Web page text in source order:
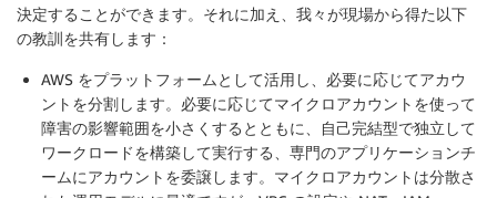
決定することができます。それに加え、我々が現場から得た以下
の教訓を共有します：
AWS をプラットフォームとして活用し、必要に応じてアカウ
ントを分割します。必要に応じてマイクロアカウントを使って
障害の影響範囲を小さくするとともに、自己完結型で独立して
ワークロードを構築して実行する、専門のアプリケーションチ
ームにアカウントを委譲します。マイクロアカウントは分散さ